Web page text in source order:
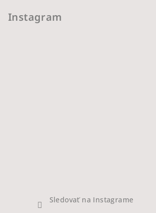
Instagram
Sledovať na Instagrame